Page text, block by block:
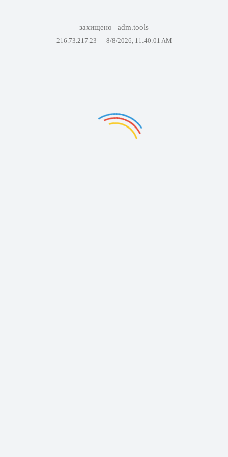
захищено adm.tools
216.73.217.23 — 8/8/2026, 11:40:01 AM